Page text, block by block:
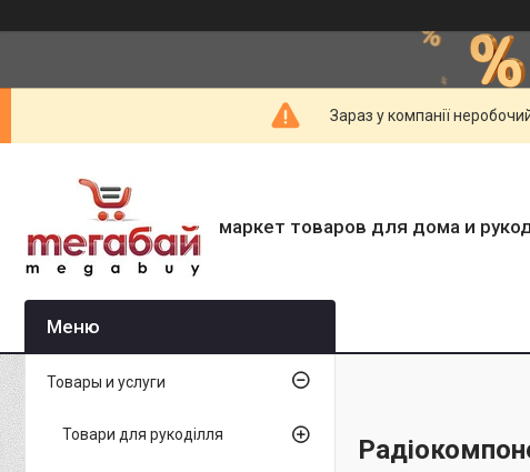
Зараз у компанії
маркет товаров для дома и
Товары и услуги
Товари для рукоділля